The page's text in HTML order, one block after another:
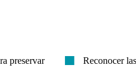
preservar
Reconocer